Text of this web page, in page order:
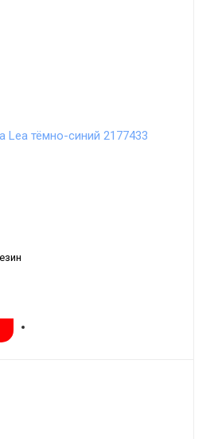
Lea тёмно-синий 2177433